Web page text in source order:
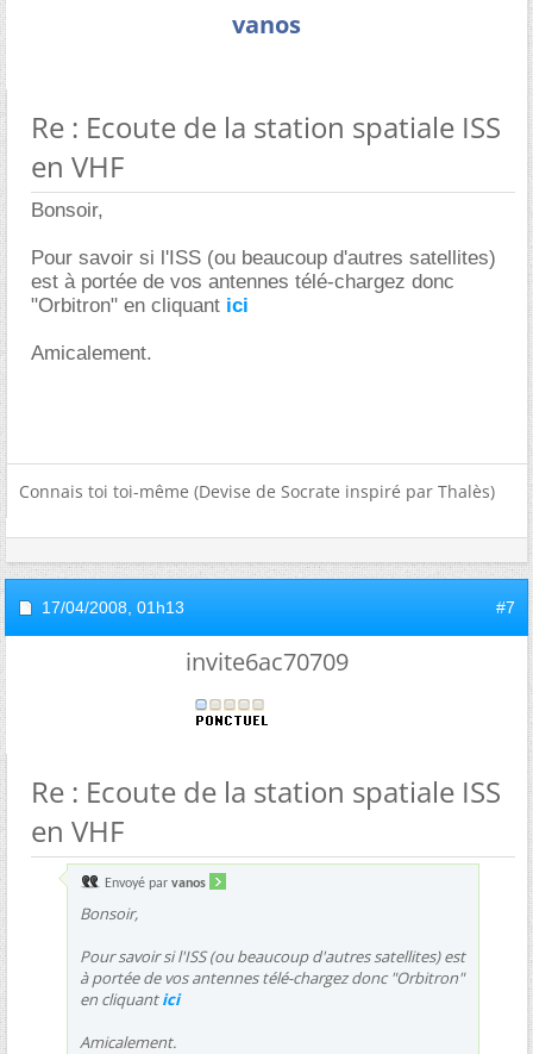
vanos
Re : Ecoute de la station spatiale ISS
en VHF
Bonsoir,
Pour savoir si l'ISS (ou beaucoup d'autres satellites)
est à portée de vos antennes télé-chargez donc
"Orbitron" en cliquant ici
Amicalement.
Connais toi toi-même (Devise de Socrate inspiré par Thalès)
17/04/2008, 01h13 #7
invite6ac70709
Re : Ecoute de la station spatiale ISS
en VHF
Envoyé par vanos
Bonsoir,
Pour savoir si l'ISS (ou beaucoup d'autres satellites) est
à portée de vos antennes télé-chargez donc "Orbitron"
en cliquantici
Amicalement.